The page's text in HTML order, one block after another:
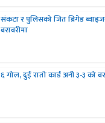
संकटा र पुलिसको जित ब्रिगेड
बराबरीमा
६ गोल, दुई रातो कार्ड अनी ३-३ को